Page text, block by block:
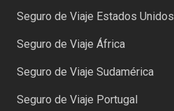
Seguro de Viaje Estados Unidos
Seguro de Viaje África
Seguro de Viaje Sudamérica
Seguro de Viaje Portugal